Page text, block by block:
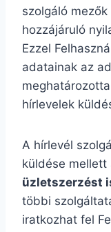
szolgáló
hozzájáruló
Ezzel
adatainak az
hírlevelek
A hírlevél
küldése mellett
üzletszerzést
többi
iratkozhat fel